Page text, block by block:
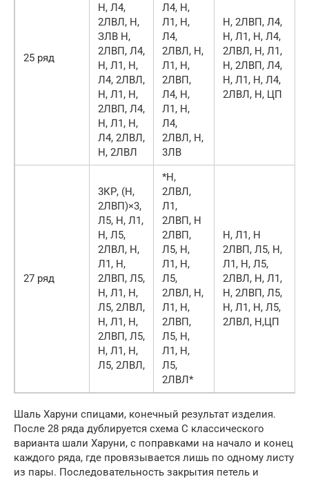
25 ряд
Н, Л4,
2ЛВЛ, Н,
ЗЛВ Н,
2ЛВП, Л4,
Н, Л1, Н,
Л4, 2ЛВЛ,
Н, Л1, Н,
2ЛВП, Л4,
Н, Л1, Н,
Л4, 2ЛВЛ,
Н, 2ЛВЛ
Л4, Н,
Л1, Н,
Л4,
2ЛВЛ, Н,
Л1, Н,
2ЛВП,
Л4, Н,
Л1, Н,
Л4,
2ЛВЛ, Н,
3ЛВ
Н, 2ЛВП, Л4,
Н, Л1, Н, Л4,
2ЛВЛ, Н, Л1,
Н, 2ЛВП, Л4,
Н, Л1, Н, Л4,
2ЛВЛ, Н, ЦП
27 ряд
3КР, (Н,
2ЛВП)×3,
Л5, Н, Л1,
Н, Л5,
2ЛВЛ, Н,
Л1, Н,
2ЛВП, Л5,
Н, Л1, Н,
Л5, 2ЛВЛ,
Н, Л1, Н,
2ЛВП, Л5,
Н, Л1, Н,
Л5, 2ЛВЛ,
*Н,
2ЛВЛ,
Л1,
2ЛВП, Н
2ЛВП,
Л5, Н,
Л1, Н,
Л5,
2ЛВЛ, Н,
Л1, Н,
2ЛВП,
Л5, Н,
Л1, Н,
Л5,
2ЛВЛ*
Н, Л1, Н
2ЛВП, Л5, Н,
Л1, Н, Л5,
2ЛВЛ, Н, Л1,
Н, 2ЛВП, Л5,
Н, Л1, Н, Л5,
2ЛВЛ, Н,ЦП
Шаль Харуни спицами, конечный результат изделия.
После 28 ряда дублируется схема С классического
варианта шали Харуни, с поправками на начало и конец
каждого ряда, где провязывается лишь по одному листу
из пары. Последовательность закрытия петель и